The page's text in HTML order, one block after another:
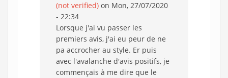
(not verified) on Mon, 27/07/2020
- 22:34
Lorsque j'ai vu passer les
premiers avis, j'ai eu peur de ne
pa accrocher au style. Er puis
avec l'avalanche d'avis positifs, je
commençais à me dire que le